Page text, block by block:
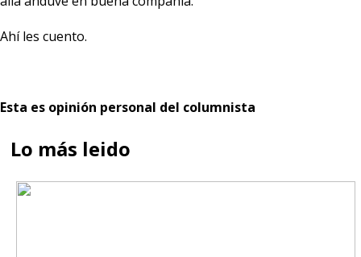
Ahí les cuento.
Esta es opinión personal del columnista
Lo más leido